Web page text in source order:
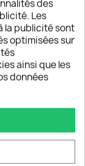
Cape Imprimée
Électra Pour...
des
Les
la publicité sont
optimisées sur
ainsi que les
données